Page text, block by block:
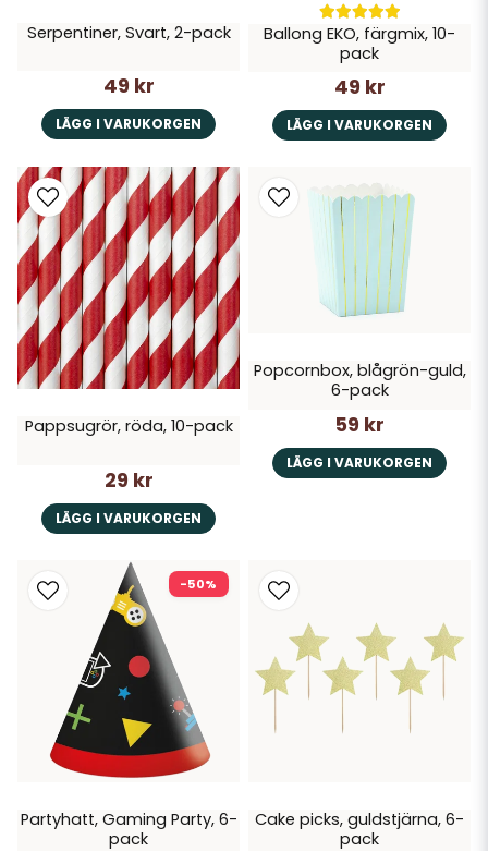
Serpentiner, Svart, 2-pack
49 kr
LÄGG I VARUKORGEN
Ballong EKO, färgmix, 10-
pack
49 kr
LÄGG I VARUKORGEN
Pappsugrör, röda, 10-pack
29 kr
LÄGG I VARUKORGEN
Popcornbox, blågrön-guld,
6-pack
59 kr
LÄGG I VARUKORGEN
Partyhatt, Gaming Party, 6-
pack
-50%
Cake picks, guldstjärna, 6-
pack